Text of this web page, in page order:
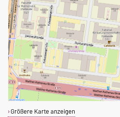
Größere Karte anzeigen